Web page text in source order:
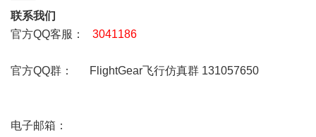
联系我们
官方QQ客服： 3041186
官方QQ群： FlightGear飞行仿真群 131057650
电子邮箱：